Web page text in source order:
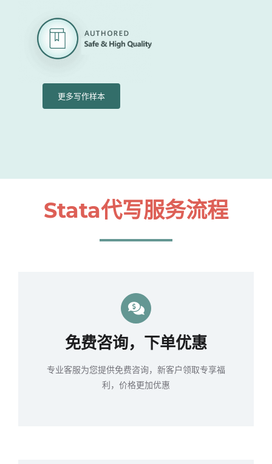
更多写作样本
Stata代写服务流程
免费咨询，下单优惠
专业客服为您提供免费咨询，新客户领取专享福
利，价格更加优惠